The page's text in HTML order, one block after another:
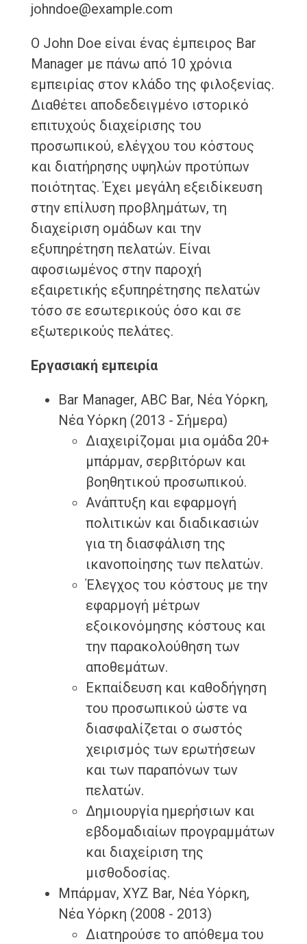
johndoe@example.com
Ο John Doe είναι ένας έμπειρος Bar
Manager με πάνω από 10 χρόνια
εμπειρίας στον κλάδο της φιλοξενίας.
Διαθέτει αποδεδειγμένο ιστορικό
επιτυχούς διαχείρισης του
προσωπικού, ελέγχου του κόστους
και διατήρησης υψηλών προτύπων
ποιότητας. Έχει μεγάλη εξειδίκευση
στην επίλυση προβλημάτων, τη
διαχείριση ομάδων και την
εξυπηρέτηση πελατών. Είναι
αφοσιωμένος στην παροχή
εξαιρετικής εξυπηρέτησης πελατών
τόσο σε εσωτερικούς όσο και σε
εξωτερικούς πελάτες.
Εργασιακή εμπειρία
Bar Manager, ABC Bar, Νέα Υόρκη,
Νέα Υόρκη (2013 - Σήμερα)
Διαχειρίζομαι μια ομάδα 20+
μπάρμαν, σερβιτόρων και
βοηθητικού προσωπικού.
Ανάπτυξη και εφαρμογή
πολιτικών και διαδικασιών
για τη διασφάλιση της
ικανοποίησης των πελατών.
Έλεγχος του κόστους με την
εφαρμογή μέτρων
εξοικονόμησης κόστους και
την παρακολούθηση των
αποθεμάτων.
Εκπαίδευση και καθοδήγηση
του προσωπικού ώστε να
διασφαλίζεται ο σωστός
χειρισμός των ερωτήσεων
και των παραπόνων των
πελατών.
Δημιουργία ημερήσιων και
εβδομαδιαίων προγραμμάτων
και διαχείριση της
μισθοδοσίας.
Μπάρμαν, XYZ Bar, Νέα Υόρκη,
Νέα Υόρκη (2008 - 2013)
Διατηρούσε το απόθεμα του